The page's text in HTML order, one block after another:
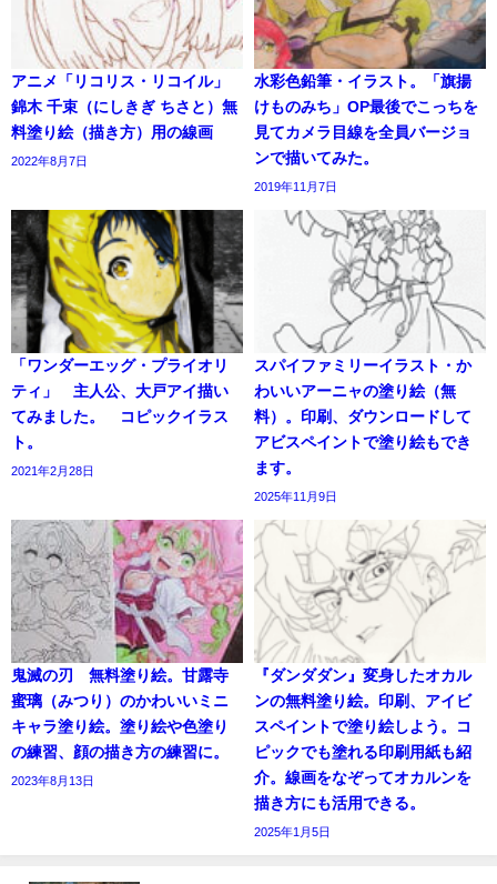
アニメ「リコリス・リコイル」
錦木 千束（にしきぎ ちさと）無
料塗り絵（描き方）用の線画
2022年8月7日
水彩色鉛筆・イラスト。「旗揚
けものみち」OP最後でこっちを
見てカメラ目線を全員バージョ
ンで描いてみた。
2019年11月7日
「ワンダーエッグ・プライオリ
ティ」 主人公、大戸アイ描い
てみました。 コピックイラス
ト。
2021年2月28日
スパイファミリーイラスト・か
わいいアーニャの塗り絵（無
料）。印刷、ダウンロードして
アビスペイントで塗り絵もでき
ます。
2025年11月9日
鬼滅の刃 無料塗り絵。甘露寺
蜜璃（みつり）のかわいいミニ
キャラ塗り絵。塗り絵や色塗り
の練習、顔の描き方の練習に。
2023年8月13日
『ダンダダン』変身したオカル
ンの無料塗り絵。印刷、アイビ
スペイントで塗り絵しよう。コ
ピックでも塗れる印刷用紙も紹
介。線画をなぞってオカルンを
描き方にも活用できる。
2025年1月5日